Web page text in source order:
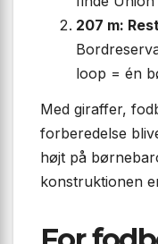
207 m:
loop = én
Med giraffer,
forberedelse
højt på
konstruktionen